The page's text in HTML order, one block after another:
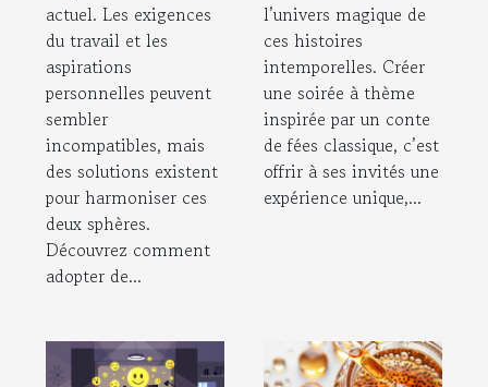
actuel. Les exigences
du travail et les
aspirations
personnelles peuvent
sembler
incompatibles, mais
des solutions existent
pour harmoniser ces
deux sphères.
Découvrez comment
adopter de...
l’univers magique de
ces histoires
intemporelles. Créer
une soirée à thème
inspirée par un conte
de fées classique, c’est
offrir à ses invités une
expérience unique,...